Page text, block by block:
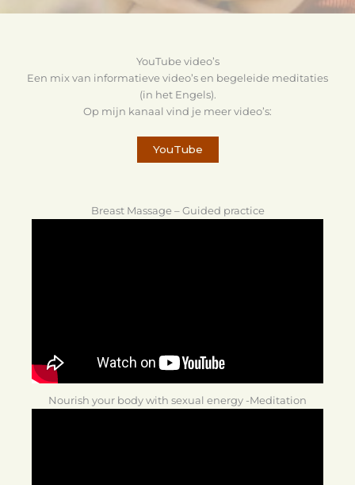
YouTube video’s
Een mix van informatieve video’s en begeleide meditaties
(in het Engels).
Op mijn kanaal vind je meer video’s:
YouTube
Breast Massage – Guided practice
Nourish your body with sexual energy -Meditation